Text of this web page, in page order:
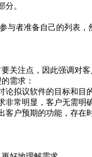
分。
与者准备自己的列表
关注点，因此强调对客
需求：
论拟议软件的目标和目
非常明显，客户无需明
客户预期的功能，存在